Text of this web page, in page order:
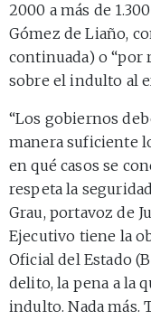
2000 a más de
Gómez de Liaño,
continuada) o “por
sobre el indulto al
“Los gobiernos
manera suficiente
en qué casos se
respeta la
Grau, portavoz de
Ejecutivo tiene la
Oficial del Estado
delito, la pena a la
indulto. Nada más.